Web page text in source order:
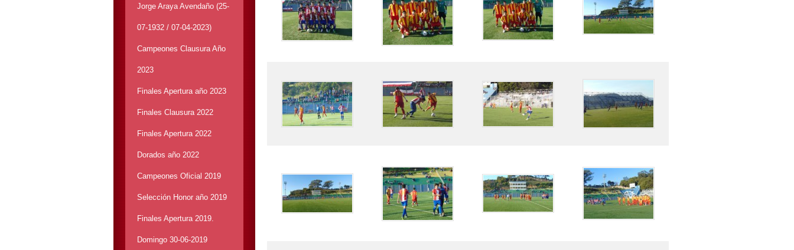
Jorge Araya Avendaño (25-
07-1932 / 07-04-2023)
Campeones Clausura Año
2023
Finales Apertura año 2023
Finales Clausura 2022
Finales Apertura 2022
Dorados año 2022
Campeones Oficial 2019
Selección Honor año 2019
Finales Apertura 2019.
Domingo 30-06-2019